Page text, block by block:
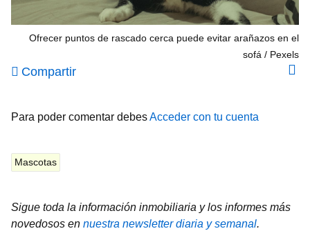
Ofrecer puntos de rascado cerca puede evitar arañazos en el
sofá
Pexels
Compartir
Para poder comentar debesAcceder con tu cuenta
Mascotas
Sigue toda la información inmobiliaria y los informes más
novedosos en nuestra newsletter diaria y semanal.